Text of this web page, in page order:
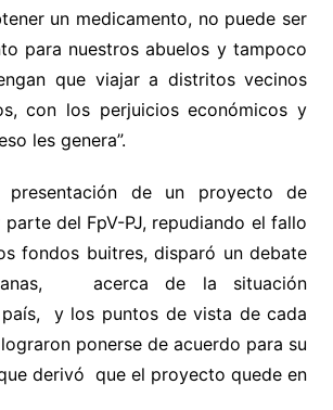
un medicamento, no puede ser
para nuestros abuelos y tampoco
que viajar a distritos vecinos
con los perjuicios económicos y
les genera”.
de un proyecto de
parte del FpV-PJ, repudiando el fallo
fondos buitres, disparó un debate
acerca de la situación
y los puntos de vista de cada
ponerse de acuerdo para su
derivó que el proyecto quede en